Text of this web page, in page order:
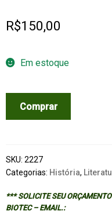
R$150,00
Em estoque
UNDERSTANDINGS
Comprar
SKU: 2227
Categorias: História,
*** SOLICITE SEU
BIOTEC – EMAIL.: